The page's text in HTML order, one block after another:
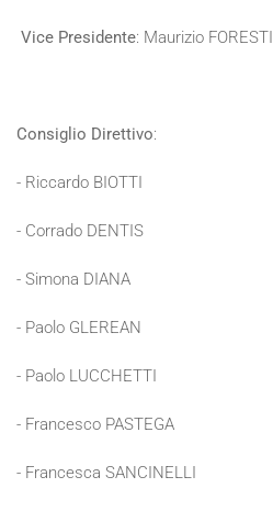
Vice Presidente: Maurizio FORESTI
Consiglio Direttivo:
- Riccardo BIOTTI
- Corrado DENTIS
- Simona DIANA
- Paolo GLEREAN
- Paolo LUCCHETTI
- Francesco PASTEGA
- Francesca SANCINELLI